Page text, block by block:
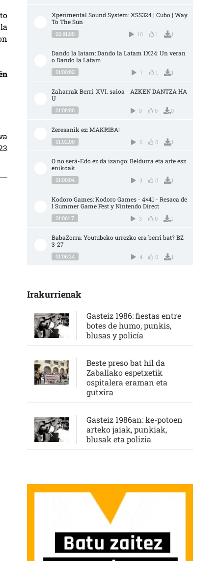
Xperimental Sound System: XSS324 | Cubo | Way
To The Sun
00:51:00 10 1 1
Dando la latam: Dando la Latam 1X24: Un veran
o Dando la Latam
01:00:02 7 1 1
Zaharrak Berri: XVI. saioa - AZKEN DANTZA HA
U
01:08:00 9 0 0
Zeresanik ez: MAKRIBA!
01:02:00 6 0 1
O no será-Edo ez da izango: Beldurra eta arte esz
enikoak
01:00:04 3 0 1
Kodoro Games: Kodoro Games - 4×41 - Resaca de
l Summer Game Fest y Nintendo Direct
01:06:17 3 0 1
BabaZorra: Youtubeko urrezko era berri bat? BZ
3-27
01:06:24 4 0 1
Irakurrienak
Gasteiz 1986: fiestas entre
botes de humo, punkis,
blusas y policía
Beste preso bat hil da
Zaballako espetxetik
ospitalera eraman eta
gutxira
Gasteiz 1986an: ke-potoen
arteko jaiak, punkiak,
blusak eta polizia